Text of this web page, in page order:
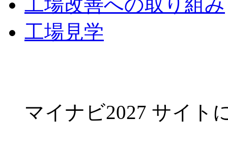
工場改善への取り組み
工場見学
マイナビ2027 サイト